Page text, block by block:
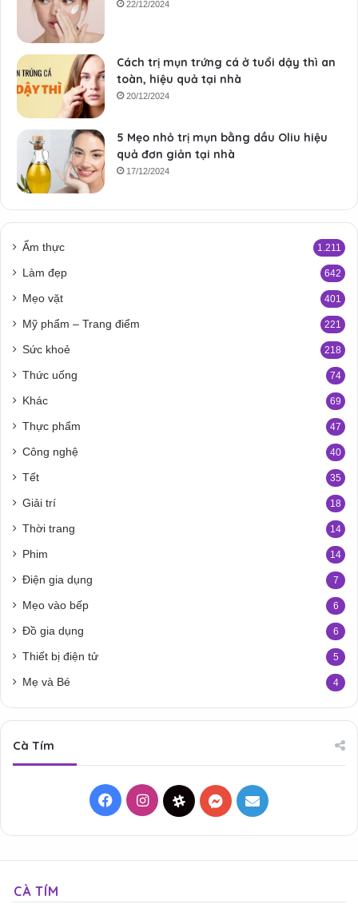
22/12/2024
Cách trị mụn trứng cá ở tuổi dậy thì an
toàn, hiệu quả tại nhà
20/12/2024
5 Mẹo nhỏ trị mụn bằng dầu Oliu hiệu
quả đơn giản tại nhà
17/12/2024
Ẩm thực 1.211
Làm đẹp 642
Mẹo vặt 401
Mỹ phẩm – Trang điểm 221
Sức khoẻ 218
Thức uống 74
Khác 69
Thực phẩm 47
Công nghệ 40
Tết 35
Giải trí 18
Thời trang 14
Phim 14
Điện gia dụng 7
Mẹo vào bếp 6
Đồ gia dụng 6
Thiết bị điện tử 5
Mẹ và Bé 4
Cà Tím
FacebookInstagramThreadsMessenger
Mail
CÀ TÍM